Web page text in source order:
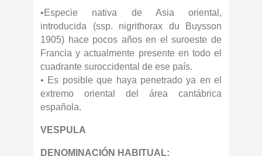
•Especie nativa de Asia oriental,
introducida (ssp. nigrithorax du Buysson
1905) hace pocos años en el suroeste de
Francia y actualmente presente en todo el
cuadrante suroccidental de ese país.
• Es posible que haya penetrado ya en el
extremo oriental del área cantábrica
española.
VESPULA
DENOMINACIÓN HABITUAL: